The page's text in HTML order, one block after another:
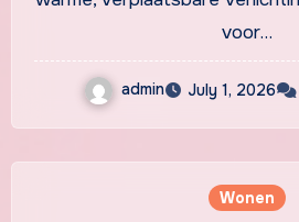
voor…
admin July 1, 2026
Wonen